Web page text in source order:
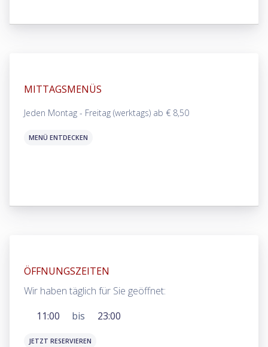
MITTAGSMENÜS
Jeden Montag - Freitag (werktags) ab € 8,50
MENÜ ENTDECKEN
ÖFFNUNGSZEITEN
Wir haben täglich für Sie geöffnet:
11:00
bis 23:00
JETZT RESERVIEREN